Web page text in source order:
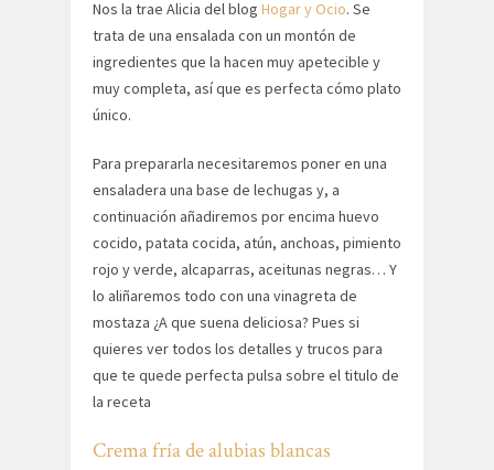
Nos la trae Alicia del blog Hogar y Ocio. Se
trata de una ensalada con un montón de
ingredientes que la hacen muy apetecible y
muy completa, así que es perfecta cómo plato
único.
Para prepararla necesitaremos poner en una
ensaladera una base de lechugas y, a
continuación añadiremos por encima huevo
cocido, patata cocida, atún, anchoas, pimiento
rojo y verde, alcaparras, aceitunas negras… Y
lo aliñaremos todo con una vinagreta de
mostaza ¿A que suena deliciosa? Pues si
quieres ver todos los detalles y trucos para
que te quede perfecta pulsa sobre el titulo de
la receta
Crema fría de alubias blancas